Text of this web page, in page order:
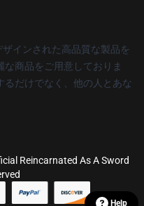
インされた高品質な製品を
商品をご用意しておりま
るだけでなく、他の人とあな
Reincarnated As A Sword
Help